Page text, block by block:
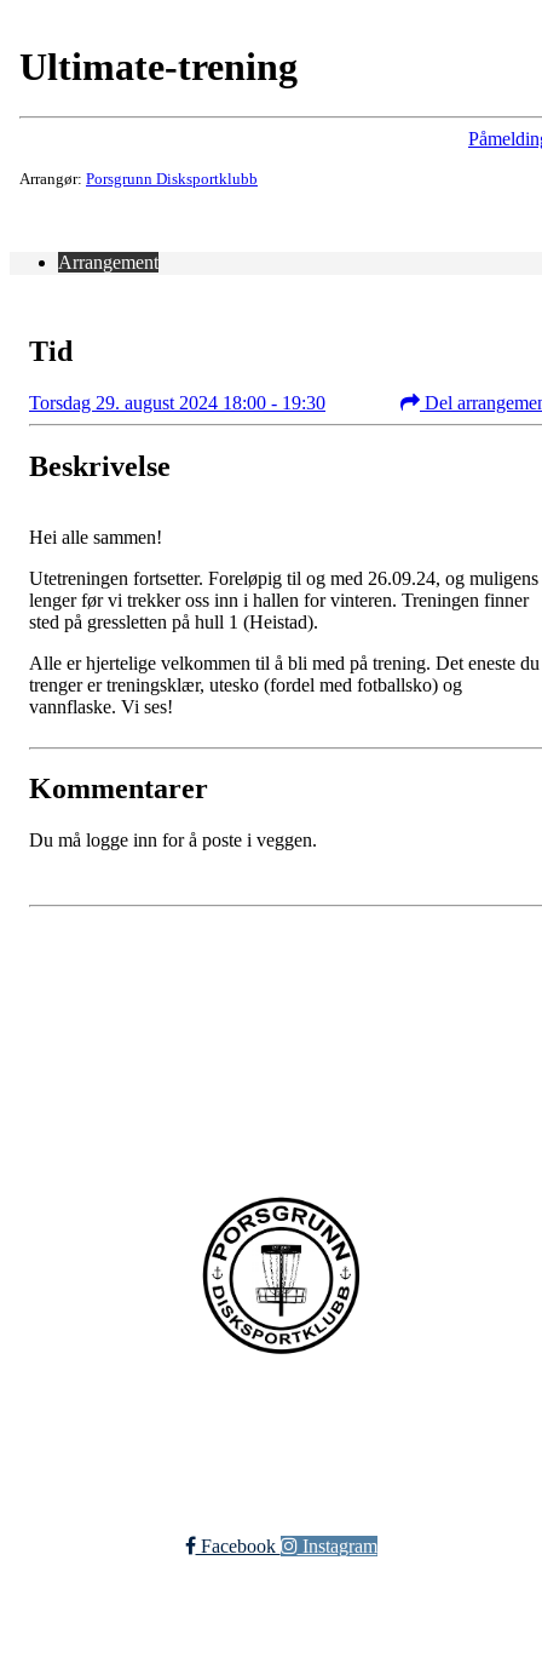
Ultimate-trening
Arrangør: Porsgrunn Disksportklubb
Arrangement
Tid
Torsdag 29. august 2024 18:00 - 19:30 Del
Beskrivelse
Hei alle sammen!
Utetreningen fortsetter. Foreløpig til og med 26.09.24, og muligens
lenger før vi trekker oss inn i hallen for vinteren. Treningen finner
sted på gressletten på hull 1 (Heistad).
Alle er hjertelige velkommen til å bli med på trening. Det eneste du
trenger er treningsklær, utesko (fordel med fotballsko) og
vannflaske. Vi ses!
Kommentarer
Du må logge inn for å poste i veggen.
Facebook Instagram